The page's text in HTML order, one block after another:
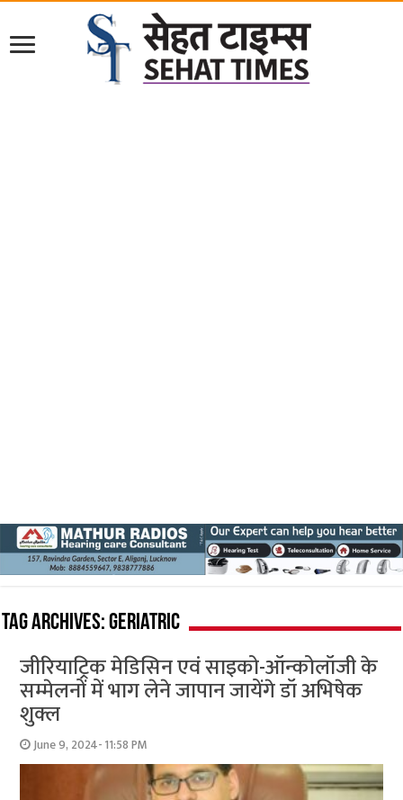
Tag Archives:Geriatric
जीरियाट्रिक मेडिसिन एवं साइको-ऑन्कोलॉजी के
सम्मेलनों में भाग लेने जापान जायेंगे डॉ अभिषेक
शुक्ल
June 9, 2024- 11:58 PM